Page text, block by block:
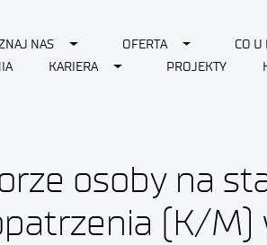
NAS Toggle Dropdown
OFERTA Toggle CO U
KARIERA Toggle Dropdown
PROJEKTY
osoby na
(K/M)